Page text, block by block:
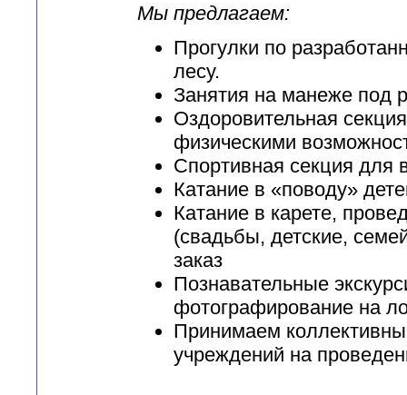
Мы предлагаем:
Прогулки по
лесу.
Занятия на манеже под
Оздоровительная
физическими
Спортивная секция для
Катание в «поводу»
Катание в карете,
(свадьбы, детские,
заказ
Познавательные
фотографирование на
Принимаем
учреждений на